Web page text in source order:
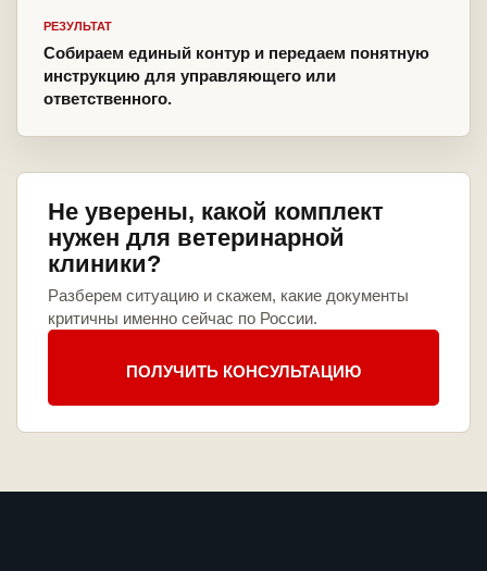
РЕЗУЛЬТАТ
Собираем единый контур и передаем понятную
инструкцию для управляющего или
ответственного.
Не уверены, какой комплект
нужен для ветеринарной
клиники?
Разберем ситуацию и скажем, какие документы
критичны именно сейчас по России.
ПОЛУЧИТЬ КОНСУЛЬТАЦИЮ